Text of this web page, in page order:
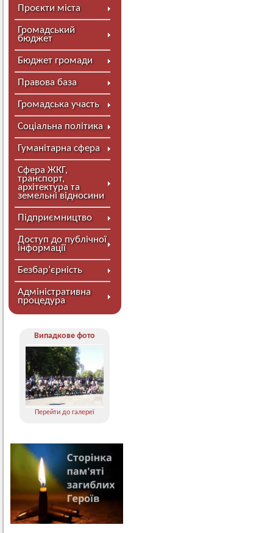
Проєкти міста
Громадський
бюджет
Бюджет громади
Правова база
Громадська участь
Соціальна політика
Гуманітарна сфера
Сфера ЖКГ,
транспорт,
архітектура та
земельні відносини
Підприємництво
Доступ до публічної
інформації
Безбар’єрність
Адміністративна
процедура
Випадкове фото
Перейти до галереї